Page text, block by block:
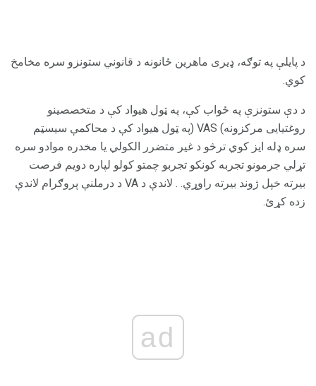
د پایلې په توګه، ډیری ماهرین ځانونه د قانوني ستونزو سره مخامخ
کوي.
د دې ستونزې په ځواب کې، په ټول هیواد کې د متخصصینو
روغتیایی مرکزونه) VAS (په ټول هیواد کې د محاکمې سیسټم
سره ډله ایز کوي ترڅو د غیر متضرر الکولي یا مخدره موادو سره
تړلي جرمونو تجربه کونکو تجربو چمتو کولو لپاره دویم فرصت
بیرته خپل ژوند بیرته راوړي. . لاندې د VA د درملنې پروګرام لاندې
زده کړئ.
ad